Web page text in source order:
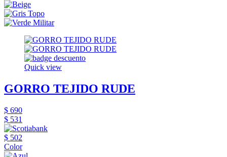
Quick view
GORRO TEJIDO RUDE
$ 690
$ 531
$ 502
Color